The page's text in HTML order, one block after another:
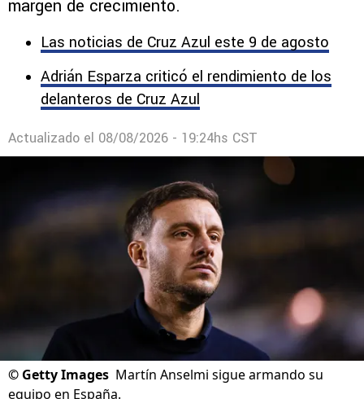
margen de crecimiento.
Las noticias de Cruz Azul este 9 de agosto
Adrián Esparza criticó el rendimiento de los
delanteros de Cruz Azul
Actualizado el 08/08/2026 - 19:24hs CST
© Getty Images Martín Anselmi sigue armando su
equipo en España.